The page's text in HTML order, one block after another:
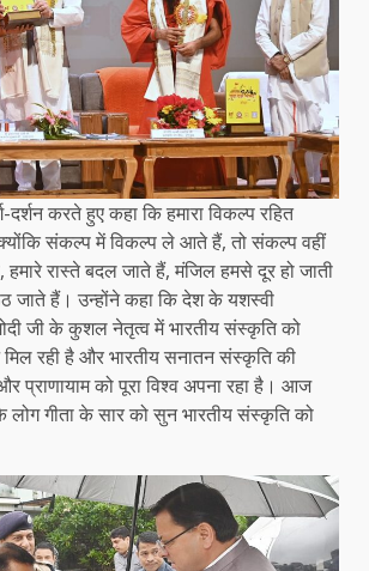
दर्शन करते हुए कहा कि हमारा विकल्प रहित
संकल्प में विकल्प ले आते हैं, तो संकल्प वहीं
हमारे रास्ते बदल जाते हैं, मंजिल हमसे दूर हो जाती
हैं। उन्होंने कहा कि देश के यशस्वी
जी के कुशल नेतृत्व में भारतीय संस्कृति को
मिल रही है और भारतीय सनातन संस्कृति की
प्राणायाम को पूरा विश्व अपना रहा है। आज
गीता के सार को सुन भारतीय संस्कृति को